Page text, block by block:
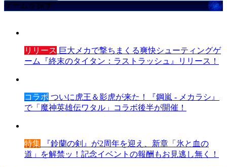
ゲームを探す
リリース 巨大メカで撃ちまくる爽快シューティングゲ
ーム『終末のタイタン：ラストラッシュ』リリース！
コラボ ついに虎王＆影虎が来た！『鋼嵐 - メカラシ』
で「魔神英雄伝ワタル」コラボ後半が開催！
特集 『鈴蘭の剣』が2周年を迎え、新章「氷と血の
道」を解禁ッ！記念イベントの報酬もお見逃し無く！